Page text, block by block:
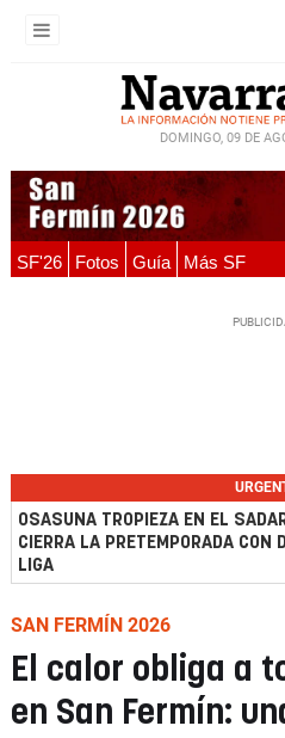
DOMINGO, 09 DE
SF'26 Fotos Guía Más SF
OSASUNA TROPIEZA EN EL
CIERRA LA PRETEMPORADA CON
LIGA
SAN FERMÍN 2026
El calor obliga a
en San Fermín: